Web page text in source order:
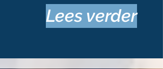
Lees verder